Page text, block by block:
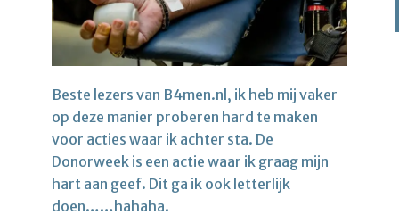
Beste lezers van B4men.nl, ik heb mij vaker
op deze manier proberen hard te maken
voor acties waar ik achter sta. De
Donorweek is een actie waar ik graag mijn
hart aan geef. Dit ga ik ook letterlijk
doen……hahaha.